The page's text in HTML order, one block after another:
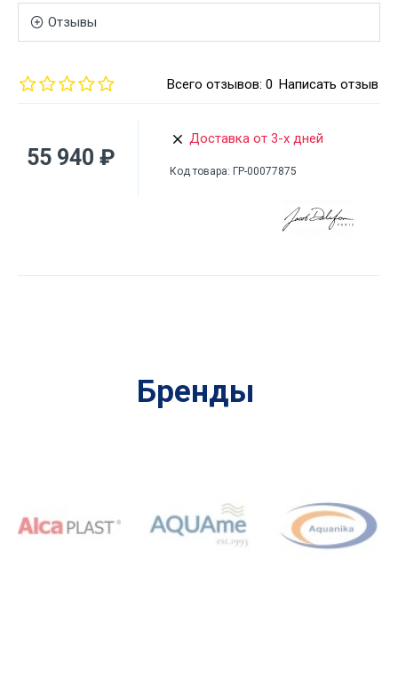
Отзывы
Всего отзывов: 0 Написать отзыв
55 940 ₽
Доставка от 3-х дней
Код товара: ГР-00077875
Бренды